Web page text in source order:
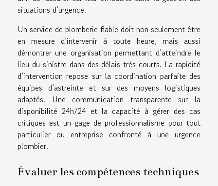
situations d’urgence.
Un service de plomberie fiable doit non seulement être
en mesure d’intervenir à toute heure, mais aussi
démontrer une organisation permettant d’atteindre le
lieu du sinistre dans des délais très courts. La rapidité
d’intervention repose sur la coordination parfaite des
équipes d’astreinte et sur des moyens logistiques
adaptés. Une communication transparente sur la
disponibilité 24h/24 et la capacité à gérer des cas
critiques est un gage de professionnalisme pour tout
particulier ou entreprise confronté à une urgence
plombier.
Évaluer les compétences techniques